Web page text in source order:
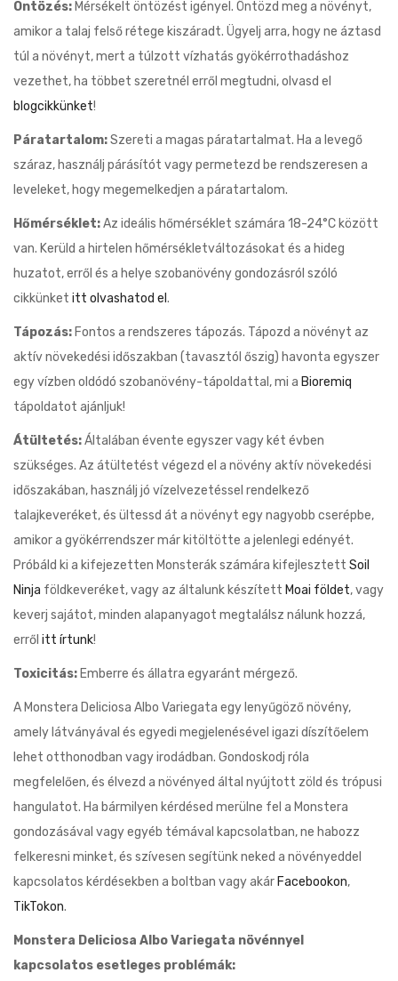
Öntözés: Mérsékelt öntözést igényel. Öntözd meg a növényt,
amikor a talaj felső rétege kiszáradt. Ügyelj arra, hogy ne áztasd
túl a növényt, mert a túlzott vízhatás gyökérrothadáshoz
vezethet, ha többet szeretnél erről megtudni, olvasd el
blogcikkünket!
Páratartalom:Szereti a magas páratartalmat. Ha a levegő
száraz, használj párásítót vagy permetezd be rendszeresen a
leveleket, hogy megemelkedjen a páratartalom.
Hőmérséklet:Az ideális hőmérséklet számára 18-24°C között
van. Kerüld a hirtelen hőmérsékletváltozásokat és a hideg
huzatot, erről és a helye szobanövény gondozásról szóló
cikkünket itt olvashatod el .
Tápozás: Fontos a rendszeres tápozás. Tápozd a növényt az
aktív növekedési időszakban (tavasztól őszig) havonta egyszer
egy vízben oldódó szobanövény-tápoldattal, mi a Bioremiq
tápoldatot ajánljuk!
Átültetés:Általában évente egyszer vagy két évben
szükséges. Az átültetést végezd el a növény aktív növekedési
időszakában, használj jó vízelvezetéssel rendelkező
talajkeveréket, és ültessd át a növényt egy nagyobb cserépbe,
amikor a gyökérrendszer már kitöltötte a jelenlegi edényét.
Próbáld ki a kifejezetten Monsterák számára kifejlesztett Soil
Ninja földkeveréket, vagy az általunk készített Moai földet, vagy
keverj sajátot, minden alapanyagot megtalálsz nálunk hozzá,
erről itt írtunk!
Toxicitás: Emberre és állatra egyaránt mérgező.
A Monstera Deliciosa Albo Variegata egy lenyűgöző növény,
amely látványával és egyedi megjelenésével igazi díszítőelem
lehet otthonodban vagy irodádban. Gondoskodj róla
megfelelően, és élvezd a növényed által nyújtott zöld és trópusi
hangulatot. Ha bármilyen kérdésed merülne fel a Monstera
gondozásával vagy egyéb témával kapcsolatban, ne habozz
felkeresni minket, és szívesen segítünk neked a növényeddel
kapcsolatos kérdésekben a boltban vagy akár Facebookon,
TikTokon.
Monstera Deliciosa Albo Variegata növénnyel
kapcsolatos esetleges problémák: